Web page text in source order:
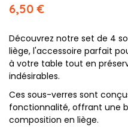
6,50 €
Découvrez notre set de 4
liège, l'accessoire parfait
à votre table tout en
indésirables.
Ces sous-verres sont
fonctionnalité, offrant une
composition en liège.